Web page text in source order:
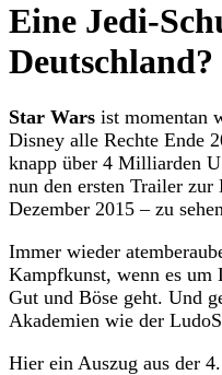
Eine Jedi-
Deutschland?
Star Wars ist momentan
Disney alle Rechte Ende
knapp über 4 Milliarden
nun den ersten Trailer
Dezember 2015 – zu
Immer wieder
Kampfkunst, wenn es um
Gut und Böse geht. Und
Akademien wie der
Hier ein Auszug aus der